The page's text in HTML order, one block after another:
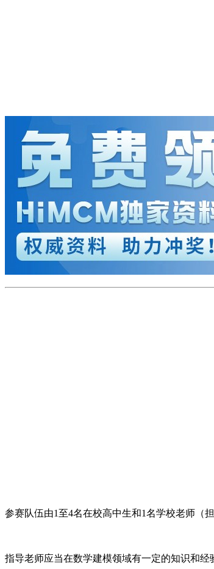
参赛队伍由1至4名在校高中生和1名学校老师（
指导老师应当在数学建模领域有一定的知识和